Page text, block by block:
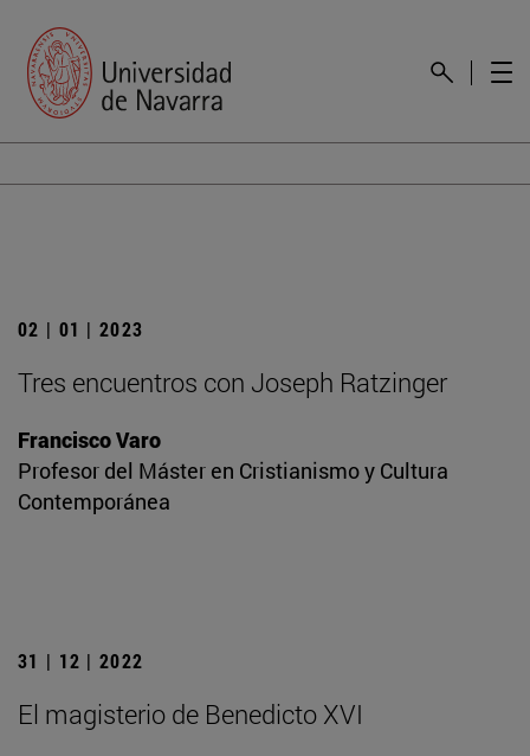
02 | 01 | 2023
Tres encuentros con Joseph Ratzinger
Francisco Varo
Profesor del Máster en Cristianismo y Cultura
Contemporánea
31 | 12 | 2022
El magisterio de Benedicto XVI